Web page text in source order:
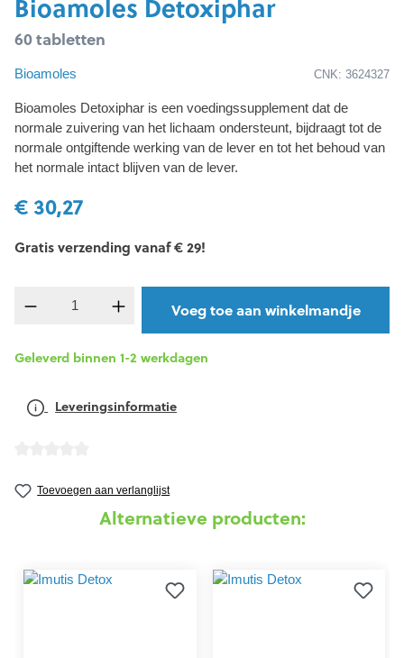
Bioamoles Detoxiphar
60 tabletten
Bioamoles CNK: 3624327
Bioamoles Detoxiphar is een voedingssupplement dat de
normale zuivering van het lichaam ondersteunt, bijdraagt tot de
normale ontgiftende werking van de lever en tot het behoud van
het normale intact blijven van de lever.
€ 30,27
Gratis verzending vanaf € 29!
component.product.quantitySelect.legend
Voeg toe aan winkelmandje
Geleverd binnen 1-2 werkdagen
Leveringsinformatie
Toevoegen aan verlanglijst
Alternatieve producten: